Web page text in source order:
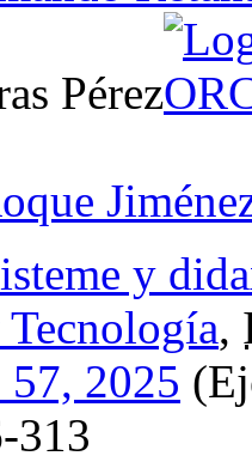
Pérez
y
,
57, 2025
313